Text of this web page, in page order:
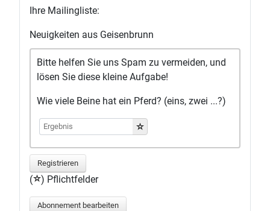
Ihre Mailingliste:
Neuigkeiten aus Geisenbrunn
Bitte helfen Sie uns Spam zu vermeiden, und
lösen Sie diese kleine Aufgabe!
Wie viele Beine hat ein Pferd? (eins, zwei ...?)
Registrieren
( ) Pflichtfelder
Abonnement bearbeiten